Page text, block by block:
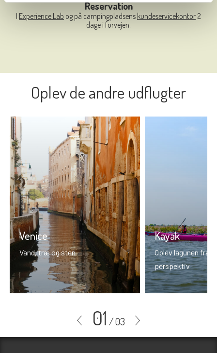
Reservation
I Experience Lab og på campingpladsens kundeservicekontor 2
dage i forvejen.
Oplev de andre udflugter
Venice
Vand, træ og sten
Kayak
Oplev lagunen fra
perspektiv
01 /03